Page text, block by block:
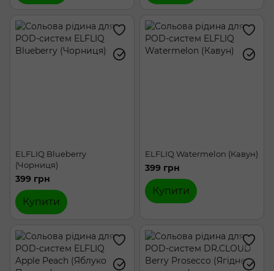
ELFLIQ Blueberry
(Чорниця)
399 грн
Купити
ELFLIQ Watermelon (Кавун)
399 грн
Купити